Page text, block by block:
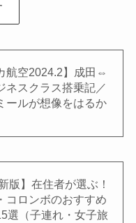
航空2024.2】成田⇔
ネスクラス搭乗記／
ールが想像をはるか
版】在住者が選ぶ！
コロンボのおすすめ
選（子連れ・女子旅